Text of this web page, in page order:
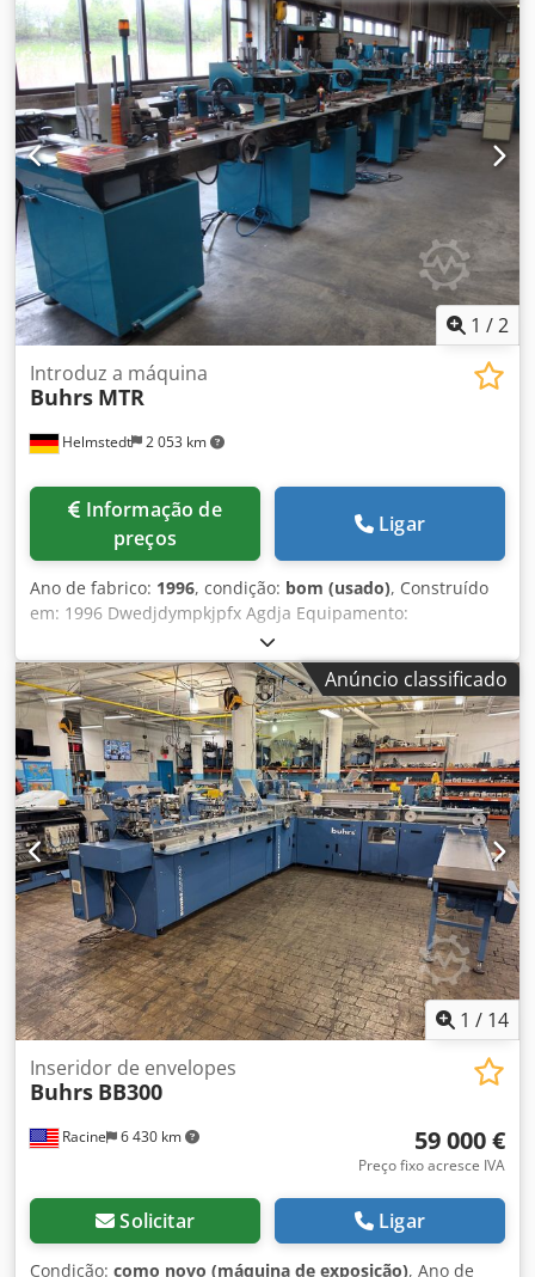
1 /2
Helmstedt 2 053 km
Introduz a máquina
Buhrs MTR
preços
Ligar
Ano de fabrico: 1996, condição: bom (usado), Construído
em: 1996 Dwedjdympkjpfx Agdja Equipamento:
alimentador de suplemento • 5 • Estação de envolvimento
da folha • cinto de entrega
Anúncio classificado
1 / 14
Racine 6 430 km
Inseridor de envelopes
Buhrs BB300
59 000 €
Preço fixo acresce IVA
Solicitar Ligar
Condição: como novo (máquina de exposição), Ano de